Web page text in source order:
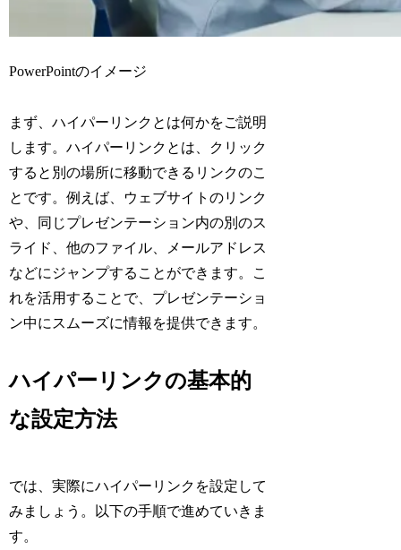
PowerPointのイメージ
まず、ハイパーリンクとは何かをご説明
します。ハイパーリンクとは、クリック
すると別の場所に移動できるリンクのこ
とです。例えば、ウェブサイトのリンク
や、同じプレゼンテーション内の別のス
ライド、他のファイル、メールアドレス
などにジャンプすることができます。こ
れを活用することで、プレゼンテーショ
ン中にスムーズに情報を提供できます。
ハイパーリンクの基本的
な設定方法
では、実際にハイパーリンクを設定して
みましょう。以下の手順で進めていきま
す。